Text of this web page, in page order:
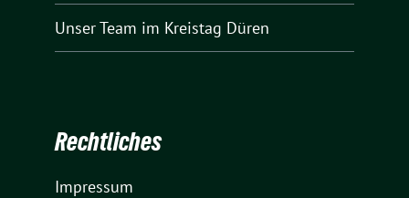
Unser Team im Kreistag Düren
Rechtliches
Impressum